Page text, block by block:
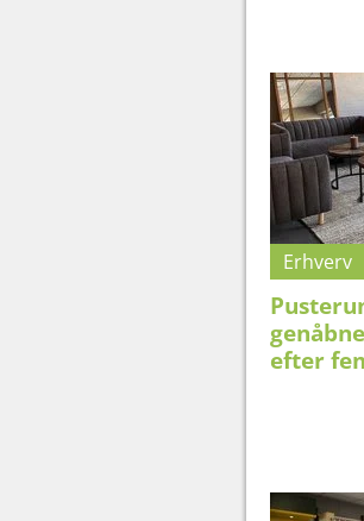
Erhverv
efter